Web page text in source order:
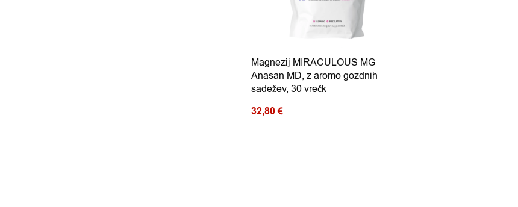
Magnezij MIRACULOUS MG
Anasan MD, z aromo gozdnih
sadežev, 30 vrečk
32,80€